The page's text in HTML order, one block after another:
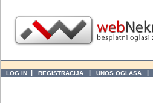
LOG IN | REGISTRACIJA | UNOS OGLASA |